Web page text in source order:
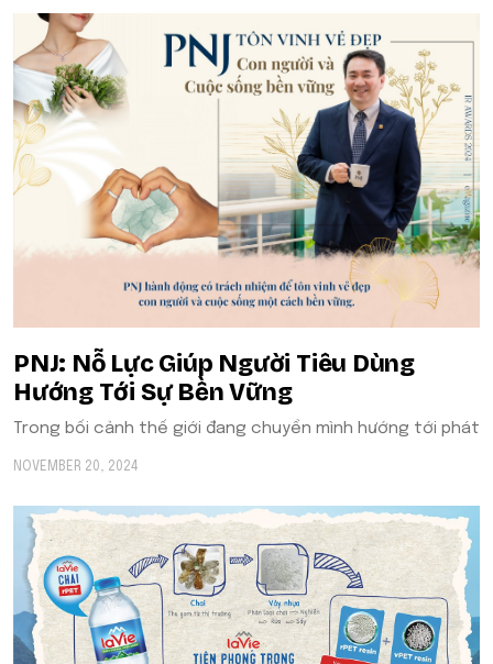
​​PNJ: Nỗ Lực Giúp Người Tiêu Dùng
Hướng Tới Sự Bền Vững
Trong bối cảnh thế giới đang chuyển mình hướng tới phát
NOVEMBER 20, 2024